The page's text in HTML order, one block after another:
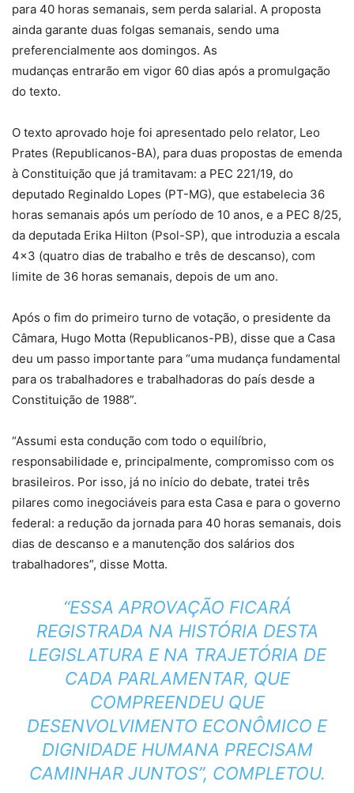
para 40 horas semanais, sem perda salarial. A proposta
ainda garante duas folgas semanais, sendo uma
preferencialmente aos domingos. As
mudanças entrarão em vigor 60 dias após a promulgação
do texto.
O texto aprovado hoje foi apresentado pelo relator, Leo
Prates (Republicanos-BA), para duas propostas de emenda
à Constituição que já tramitavam: a PEC 221/19, do
deputado Reginaldo Lopes (PT-MG), que estabelecia 36
horas semanais após um período de 10 anos, e a PEC 8/25,
da deputada Erika Hilton (Psol-SP), que introduzia a escala
4×3 (quatro dias de trabalho e três de descanso), com
limite de 36 horas semanais, depois de um ano.
Após o fim do primeiro turno de votação, o presidente da
Câmara, Hugo Motta (Republicanos-PB), disse que a Casa
deu um passo importante para “uma mudança fundamental
para os trabalhadores e trabalhadoras do país desde a
Constituição de 1988”.
“Assumi esta condução com todo o equilíbrio,
responsabilidade e, principalmente, compromisso com os
brasileiros. Por isso, já no início do debate, tratei três
pilares como inegociáveis para esta Casa e para o governo
federal: a redução da jornada para 40 horas semanais, dois
dias de descanso e a manutenção dos salários dos
trabalhadores”, disse Motta.
“ESSA APROVAÇÃO FICARÁ
REGISTRADA NA HISTÓRIA DESTA
LEGISLATURA E NA TRAJETÓRIA DE
CADA PARLAMENTAR, QUE
COMPREENDEU QUE
DESENVOLVIMENTO ECONÔMICO E
DIGNIDADE HUMANA PRECISAM
CAMINHAR JUNTOS”, COMPLETOU.